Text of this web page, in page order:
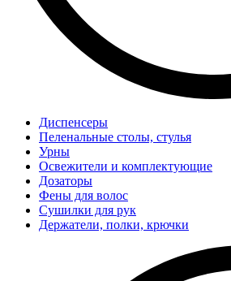
Диспенсеры
Пеленальные столы, стулья
Урны
Освежители и комплектующие
Дозаторы
Фены для волос
Сушилки для рук
Держатели, полки, крючки